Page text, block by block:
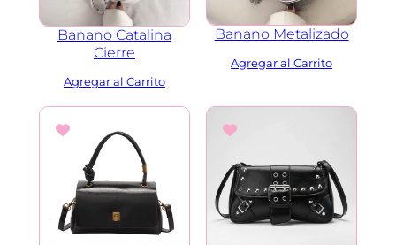
Banano Catalina
Cierre
Banano Metalizado